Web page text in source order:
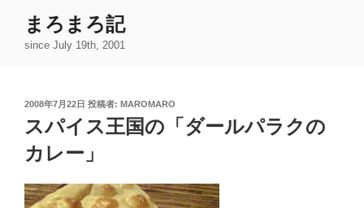
まろまろ記
since July 19th, 2001
投
稿
日:
2008年7月22日 投稿者: MAROMARO
スパイス王国の「ダールパラクの
カレー」